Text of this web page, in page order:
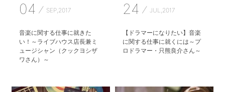
04 SEP,2017
音楽に関する仕事に就きた
い！～ライブハウス店長兼ミ
ュージシャン（クックヨシザ
ワさん）～
24 JUL,2017
【ドラマーになりたい】音楽
に関する仕事に就くには～プ
ロドラマー・只熊良介さん～